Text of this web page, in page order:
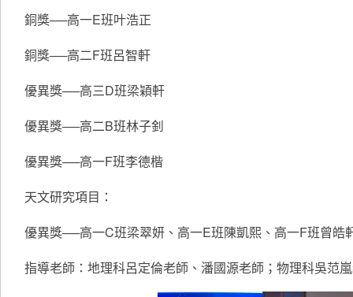
銅獎──高一E班叶浩正
銅獎──高二F班呂智軒
優異獎──高三D班梁穎軒
優異獎──高二B班林子釗
優異獎──高一F班李德楷
天文研究項目：
優異獎──高一C班梁翠妍、高一E班陳凱熙、高一F班曾皓
指導老師：地理科呂定倫老師、潘國源老師；物理科吳范